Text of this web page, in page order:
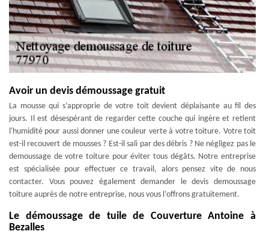
Avoir un devis démoussage gratuit
La mousse qui s’approprie de votre toit devient déplaisante au fil des
jours. Il est désespérant de regarder cette couche qui ingère et retient
l'humidité pour aussi donner une couleur verte à votre toiture. Votre toit
est-il recouvert de mousses ? Est-il sali par des débris ? Ne négligez pas le
demoussage de votre toiture pour éviter tous dégâts. Notre entreprise
est spécialisée pour effectuer ce travail, alors pensez vite de nous
contacter. Vous pouvez également demander le devis demoussage
toiture auprès de notre entreprise, nous vous l’offrons gratuitement.
Le démoussage de tuile de Couverture Antoine à
Bezalles